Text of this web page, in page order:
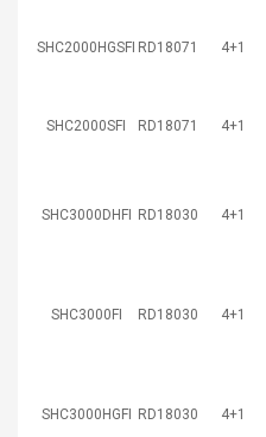
SHC2000HGSFI RD18071 4+1
SHC2000SFI RD18071 4+1
SHC3000DHFI RD18030 4+1
SHC3000FI RD18030 4+1
SHC3000HGFI RD18030 4+1